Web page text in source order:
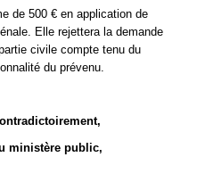
de 500 € en application de
Elle rejettera la demande
civile compte tenu du
du prévenu.
ministère public,